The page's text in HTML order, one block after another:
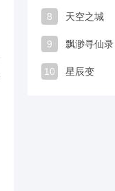
8 天空之城
9 飘渺寻仙录
10 星辰变